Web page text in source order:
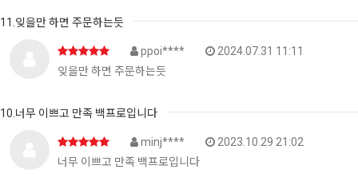
11.잊을만 하면 주문하는듯
ppoi****
2024.07.31 11:11
잊을만 하면 주문하는듯
10.너무 이쁘고 만족 백프로입니다
minj****
2023.10.29 21:02
너무 이쁘고 만족 백프로입니다